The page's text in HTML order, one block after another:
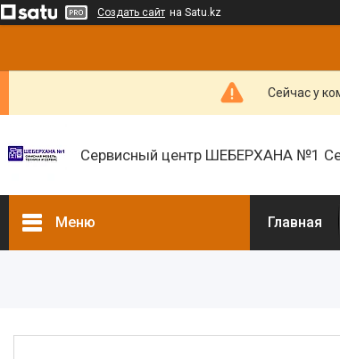
Создать сайт на Satu.kz
Сейчас у
Сервисный центр ШЕБЕРХАНА №1
Меню Главная